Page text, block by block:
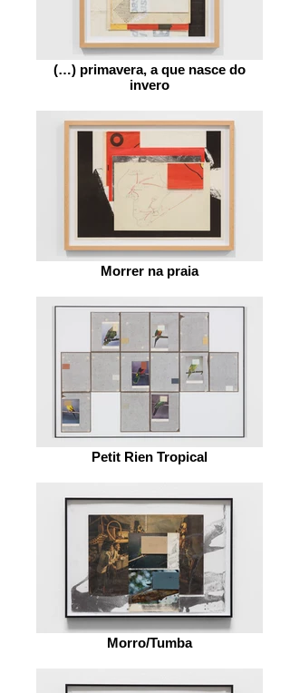
(…) primavera, a que nasce do
invero
Morrer na praia
Petit Rien Tropical
Morro/Tumba